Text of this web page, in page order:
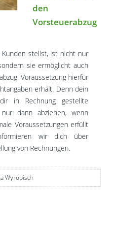
den
Vorsteuerabzug
Kunden stellst, ist nicht nur
sie ermöglicht auch
Voraussetzung hierfür
erhält. Denn dein
in Rechnung gestellte
dann abziehen, wenn
Voraussetzungen erfüllt
wir dich über
von Rechnungen.
Wyrobisch